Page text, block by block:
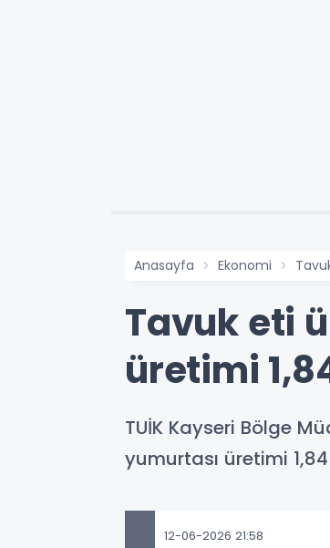
Anasayfa Ekonomi
Tavuk eti
üretimi
TUİK Kayseri Bölge
yumurtası üretimi
12-06-2026 21:58